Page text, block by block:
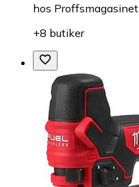
hos Proffsmagasinet
+8 butiker